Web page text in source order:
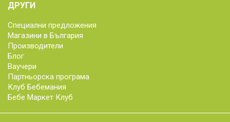
ДРУГИ
Специални предложения
Магазини в България
Производители
Блог
Ваучери
Партньорска програма
Клуб Бебемания
Бебе Маркет Клуб